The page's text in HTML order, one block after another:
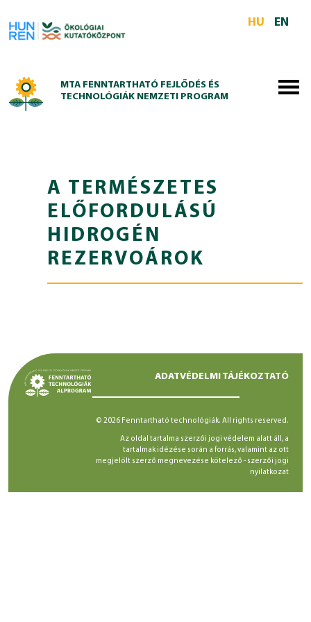
HU
EN
MTA FENNTARTHATÓ FEJLŐDÉS ÉS
TECHNOLÓGIÁK NEMZETI PROGRAM
A TERMÉSZETES
ELŐFORDULÁSÚ
HIDROGÉN
REZERVOÁROK
ADATVÉDELMI TÁJÉKOZTATÓ
© 2026 Fenntartható technológiák. All rights reserved.
Az oldal tartalma szerzői jogi védelem alatt áll, a
tartalmak idézése során a forrás, valamint az ott
megjelölt szerző megnevezése kötelező - szerzői jogi
nyilatkozat